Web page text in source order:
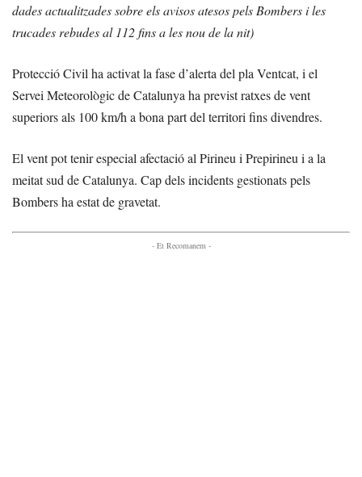
dades actualitzades sobre els avisos atesos pels Bombers i les
trucades rebudes al 112 fins a les nou de la nit)
Protecció Civil ha activat la fase d’alerta del pla Ventcat, i el
Servei Meteorològic de Catalunya ha previst ratxes de vent
superiors als 100 km/h a bona part del territori fins divendres.
El vent pot tenir especial afectació al Pirineu i Prepirineu i a la
meitat sud de Catalunya. Cap dels incidents gestionats pels
Bombers ha estat de gravetat.
- Et Recomanem -